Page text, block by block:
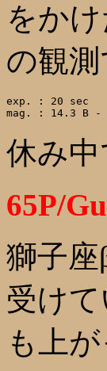
をか
の観
exp. : 20 sec
休み
65P/
獅子
受けて
も上